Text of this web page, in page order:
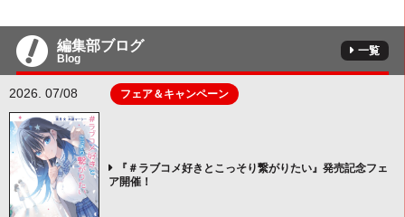
編集部ブログ
Blog
一覧
2026. 07/08 フェア＆キャンペーン
『＃ラブコメ好きとこっそり繋がりたい』発売記念フェ
ア開催！